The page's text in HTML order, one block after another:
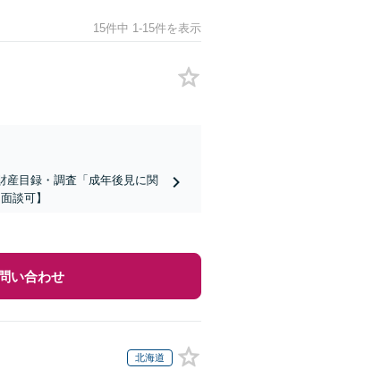
15件中 1-15件を表示
産目録・調査「成年後見に関
談可】
い合わせ
北海道